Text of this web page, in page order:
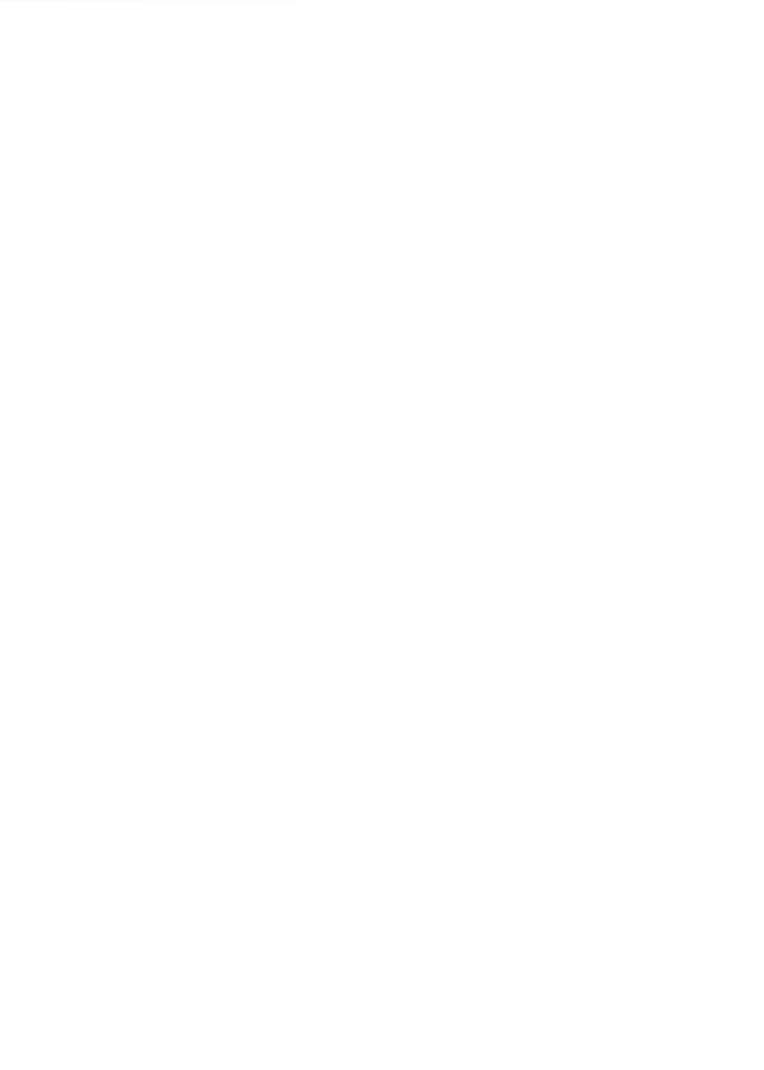
"游戏5天后，右手大拇指和食指出现僵硬、疼痛和活动受限的情况，经诊断为狭窄性腱鞘炎。无独有偶，杭
和父亲闹不和，于是愤而举报父亲利用职务之便侵占公司人民币17.2万元的财产。近日，深圳龙岗区人民法
子！人在做，天在看，胡作非为是有限度的，不然众叛亲离，老天都不干，好自为之。
店吃下一顿10万余元的天价大餐却无钱结账，还想骗走4瓶价值近15万元的高档红酒。近日，吃"霸王餐"的单
想到还有一种800元的套餐，之前听都没有听过，更不用说见了。虽然吃不起"猪肉"，但是终于有机会听闻"猪
尼一位冲浪摄影师在“寻找世界完美的冲浪”时拍摄到一组令人震惊的照片，一位28岁的冲浪者淡定的从残骸
影师说，"刚开始的时候它还有点害羞,只是背朝着我们。当它放开来玩之后,就开始对着它的妈妈和家人跳舞
时，西莉雅说，她并没有意思真的要“拍卖”，只是希望制作者能改善厨艺。